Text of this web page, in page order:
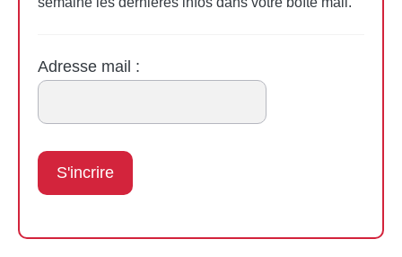
Adresse mail :